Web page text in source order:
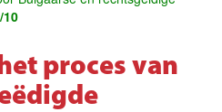
10
proces van